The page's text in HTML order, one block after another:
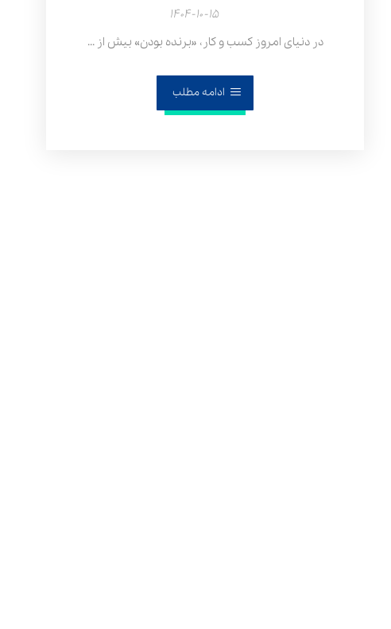
۱۴۰۴-۱۰-۱۵
در دنیای امروز کسب‌ و کار، «برنده بودن» بیش از ...
ادامه مطلب